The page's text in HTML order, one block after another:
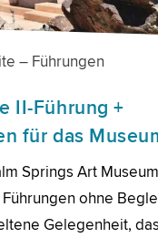
– Führungen
II-Führung +
für das
Springs Art Museum
ohne
Gelegenheit,